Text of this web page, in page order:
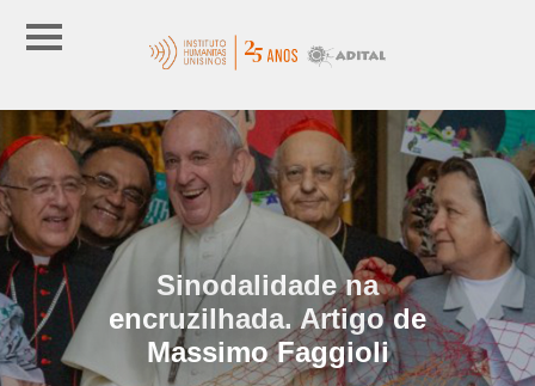
Sinodalidade na
encruzilhada. Artigo de
Massimo Faggioli